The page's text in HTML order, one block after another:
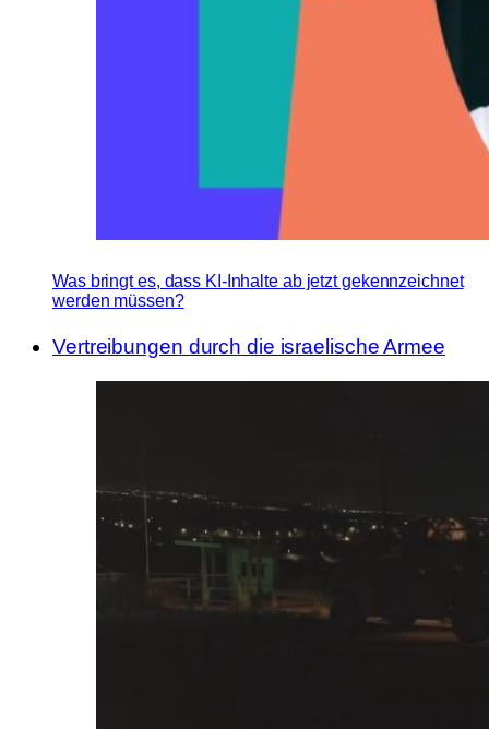
Was bringt es, dass KI-Inhalte ab jetzt gekennzeichnet
werden müssen?
Vertreibungen durch die israelische Armee